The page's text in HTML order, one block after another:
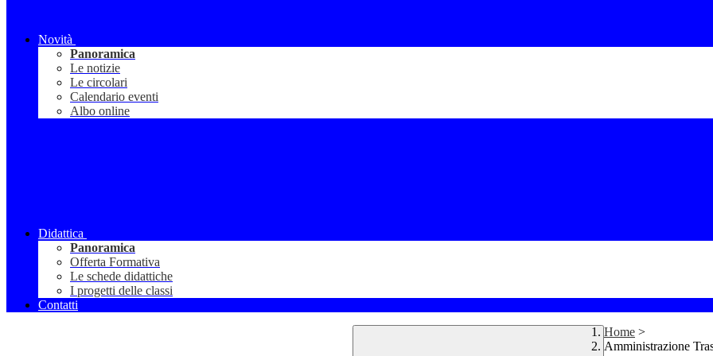
Novità
Panoramica
Le notizie
Le circolari
Calendario eventi
Albo online
Didattica
Panoramica
Offerta Formativa
Le schede didattiche
I progetti delle classi
Contatti
Home >
Amministrazione